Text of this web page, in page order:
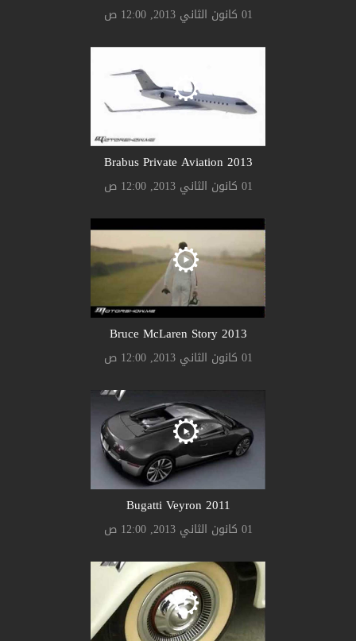
01 كانون الثاني 2013, 12:00 ص
Brabus Private Aviation 2013
01 كانون الثاني 2013, 12:00 ص
Bruce McLaren Story 2013
01 كانون الثاني 2013, 12:00 ص
Bugatti Veyron 2011
01 كانون الثاني 2013, 12:00 ص